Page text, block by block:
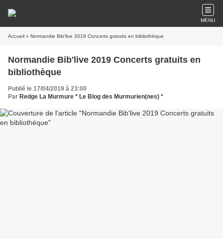
MENU
Accueil » Normandie Bib'live 2019 Concerts gratuits en bibliothèque
Normandie Bib'live 2019 Concerts gratuits en
bibliothèque
Publié le 17/04/2019 à 23:00
Par Redge La Murmure * Le Blog des Murmurien(nes) *